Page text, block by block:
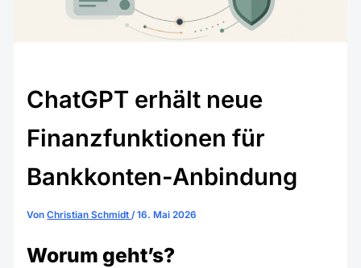
ChatGPT erhält neue
Finanzfunktionen für
Bankkonten-Anbindung
VonChristian Schmidt/16. Mai 2026
Worum geht’s?